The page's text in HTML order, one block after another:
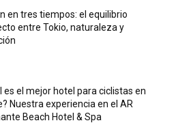
en tres tiempos: el equilibrio
entre Tokio, naturaleza y
es el mejor hotel para ciclistas en
Nuestra experiencia en el AR
Beach Hotel & Spa